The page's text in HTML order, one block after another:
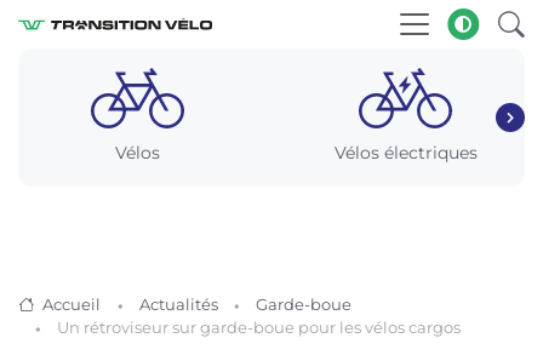
Vélos Vélos électriques
Accueil Actualités
Garde-boue
Un rétroviseur sur garde-boue pour les vélos cargos